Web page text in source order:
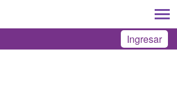
Ingresar